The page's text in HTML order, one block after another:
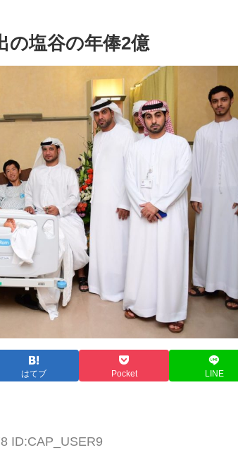
の塩谷の年俸2億
はてブ Pocket LINE
ID:CAP_USER9